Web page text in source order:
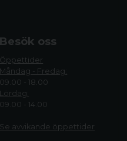
Besök oss
Öppettider
Måndag - Fredag:
09.00 - 18.00
Lördag:
09.00 - 14.00
Se avvikande öppettider